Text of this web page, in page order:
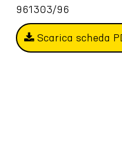
961303/96
Scarica scheda